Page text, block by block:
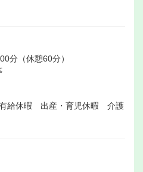
分（休憩60分）
休暇 出産・育児休暇 介護